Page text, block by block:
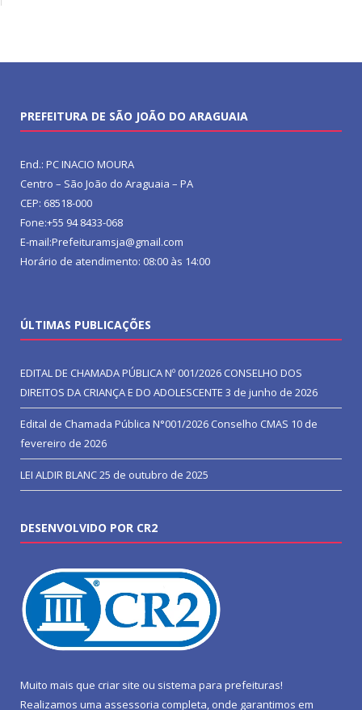
PREFEITURA DE SÃO JOÃO DO ARAGUAIA
End.: PC INACIO MOURA
Centro – São João do Araguaia – PA
CEP: 68518-000
Fone:+55 94 8433-068
E-mail:Prefeituramsja@gmail.com
Horário de atendimento: 08:00 às 14:00
ÚLTIMAS PUBLICAÇÕES
EDITAL DE CHAMADA PÚBLICA Nº 001/2026 CONSELHO DOS
DIREITOS DA CRIANÇA E DO ADOLESCENTE 3 de junho de 2026
Edital de Chamada Pública N°001/2026 Conselho CMAS 10 de
fevereiro de 2026
LEI ALDIR BLANC25 de outubro de 2025
DESENVOLVIDO POR CR2
Muito mais que criar site ou sistema para prefeituras!
Realizamos uma assessoria completa, onde garantimos em